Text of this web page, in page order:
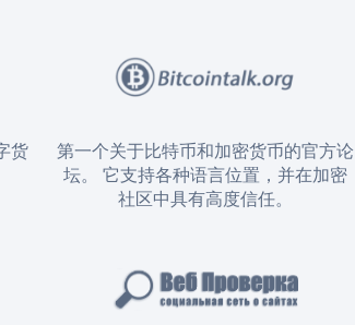
货
第一个关于比特币和加密货币的官方论
坛。 它支持各种语言位置，并在加密
社区中具有高度信任。